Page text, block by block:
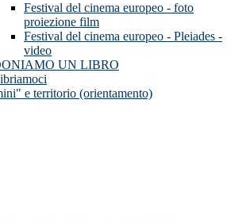
Festival del cinema europeo - foto
proiezione film
Festival del cinema europeo - Pleiades -
video
UN LIBRO
e territorio (orientamento)